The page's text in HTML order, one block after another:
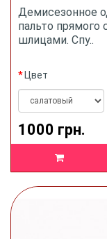
Демисезонное
пальто
шлицами. Спу..
Цвет
1000 грн.